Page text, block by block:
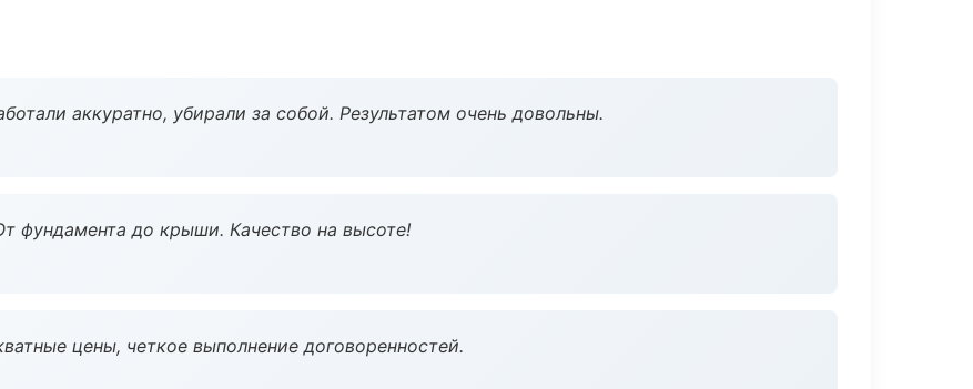
аккуратно, убирали за собой. Результатом очень довольны.
фундамента до крыши. Качество на высоте!
цены, четкое выполнение договоренностей.